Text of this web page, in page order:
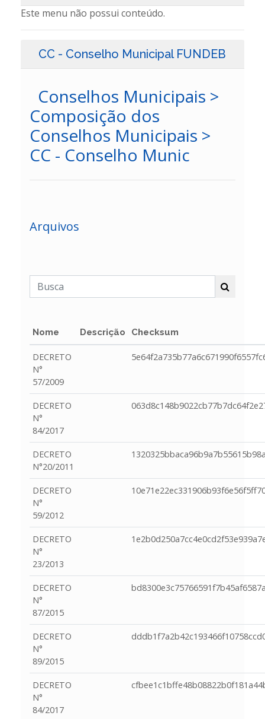
Este menu não possui conteúdo.
CC - Conselho Municipal FUNDEB
Conselhos Municipais >
Composição dos
Conselhos Municipais >
CC - Conselho Munic
Arquivos
Nome Descrição Checksum
DECRETO
N°
57/2009
DECRETO
N°
84/2017
DECRETO
N°20/2011
DECRETO
N°
59/2012
DECRETO
N°
23/2013
DECRETO
N°
87/2015
DECRETO
N°
89/2015
DECRETO
N°
84/2017